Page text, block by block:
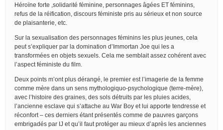
Héroïne forte ,solidarité féminine, personnages âgées ET féminins,
refus de la réification, discours féministe pris au sérieux et non source
de plaisanterie, etc.
Sur la sexualisation des personnages féminins les plus jeunes, cela
peut s’expliquer par la domination d’Immortan Joe qui les a
transformées en objets sexuels. Cela me semblait assez cohérent avec
l’aspect féministe du film.
Deux points m’ont plus dérangé, le premier est l’imagerie de la femme
comme mère dans un sens mythologiquo-psychologique (terre-mère),
avec l’histoire des graines, des sols détruits par les pluies acides,
l’ancienne esclave qui s’attache au War Boy et lui apporte tendresse et
réconfort – ces derniers étant présentés comme de pauvres garçons
embrigadés par IJ et qu’il faut protéger au mieux d’après les anciennes